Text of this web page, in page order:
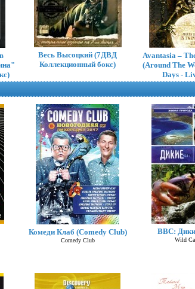
Весь Высоцкий (7ДВД
Коллекционный бокс)
Avantasia –
(Around The
Days -
Mr. Big – What If... 4 DVD
BoxSet (Коллекционное)
Комеди Клаб (Comedy Club)
Comedy Club
BBC:
Wild